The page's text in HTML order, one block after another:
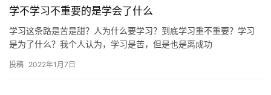
学不学习不重要的是学会了什么
学习这条路是苦是甜？人为什么要学习？到底学习重不重要？学习
是为了什么？我个人认为，学习是苦，但是也是离成功
投稿 2022年1月7日